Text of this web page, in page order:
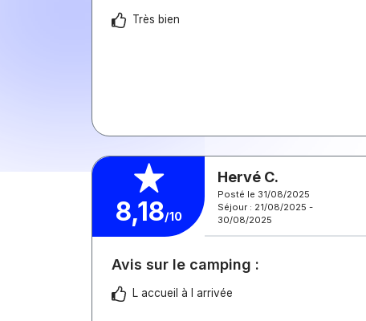
Très bien
8,18/10
Hervé C.
Posté le 31/08/2025
Séjour : 21/08/2025 -
30/08/2025
Avis sur le camping :
L accueil à l arrivée